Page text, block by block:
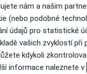
s.r.o.
752, Litvínov
nám a našim
(nebo podobné
údajů pro statistické
vašich zvyklostí při
kdykoli
informace naleznete v